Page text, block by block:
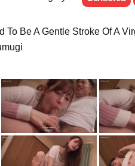
To Be A Gentle Stroke Of A